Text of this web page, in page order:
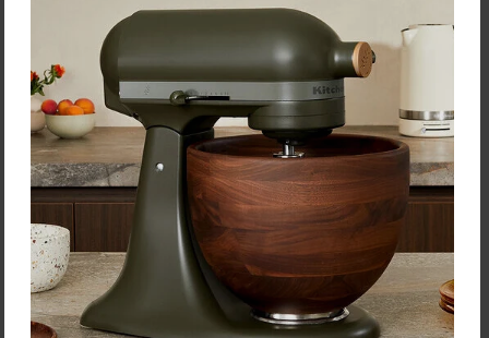
Cena: 40,11 €
Skladom 2 ks
Vložiť do košíka